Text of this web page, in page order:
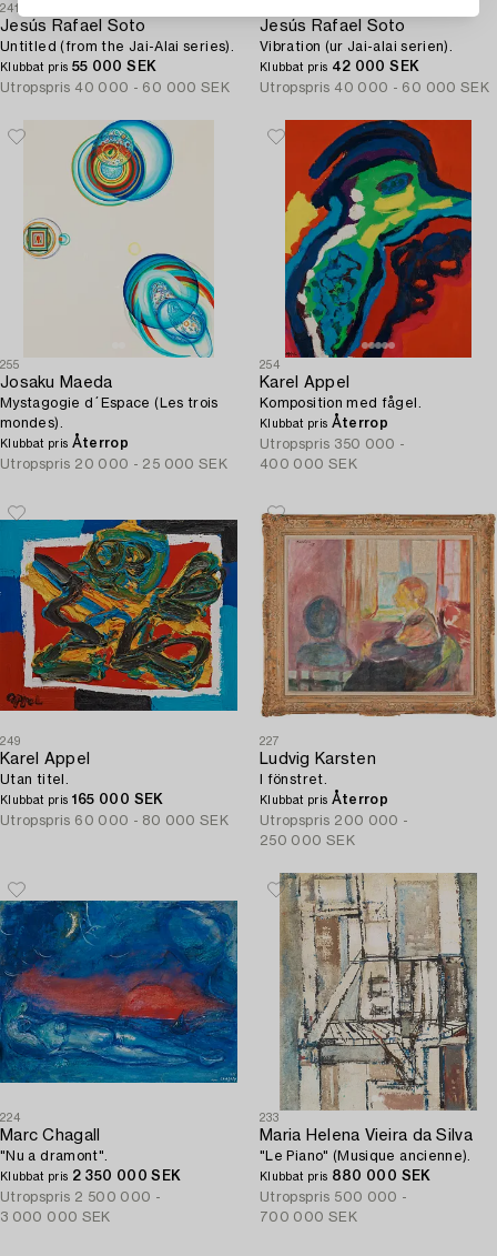
241
Jesús Rafael Soto
Untitled (from the Jai-Alai series).
Klubbat pris 55 000 SEK
Utropspris 40 000 - 60 000 SEK
Jesús Rafael Soto
Vibration (ur Jai-alai serien).
Klubbat pris 42 000 SEK
Utropspris 40 000 - 60 000 SEK
255
Josaku Maeda
Mystagogie d´Espace (Les trois
mondes).
Klubbat pris Återrop
Utropspris 20 000 - 25 000 SEK
254
Karel Appel
Komposition med fågel.
Klubbat pris Återrop
Utropspris 350 000 -
400 000 SEK
249
Karel Appel
Utan titel.
Klubbat pris 165 000 SEK
Utropspris 60 000 - 80 000 SEK
227
Ludvig Karsten
I fönstret.
Klubbat pris Återrop
Utropspris 200 000 -
250 000 SEK
224
Marc Chagall
"Nu a dramont".
Klubbat pris 2 350 000 SEK
Utropspris 2 500 000 -
3 000 000 SEK
233
Maria Helena Vieira da Silva
"Le Piano" (Musique ancienne).
Klubbat pris 880 000 SEK
Utropspris 500 000 -
700 000 SEK